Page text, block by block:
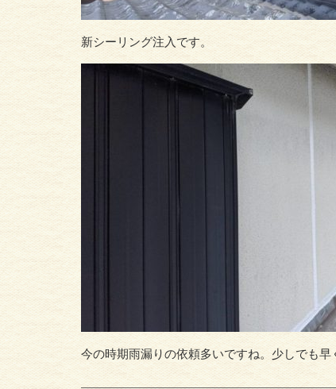
新シーリング注入です。
今の時期雨漏りの依頼多いですね。少しでも